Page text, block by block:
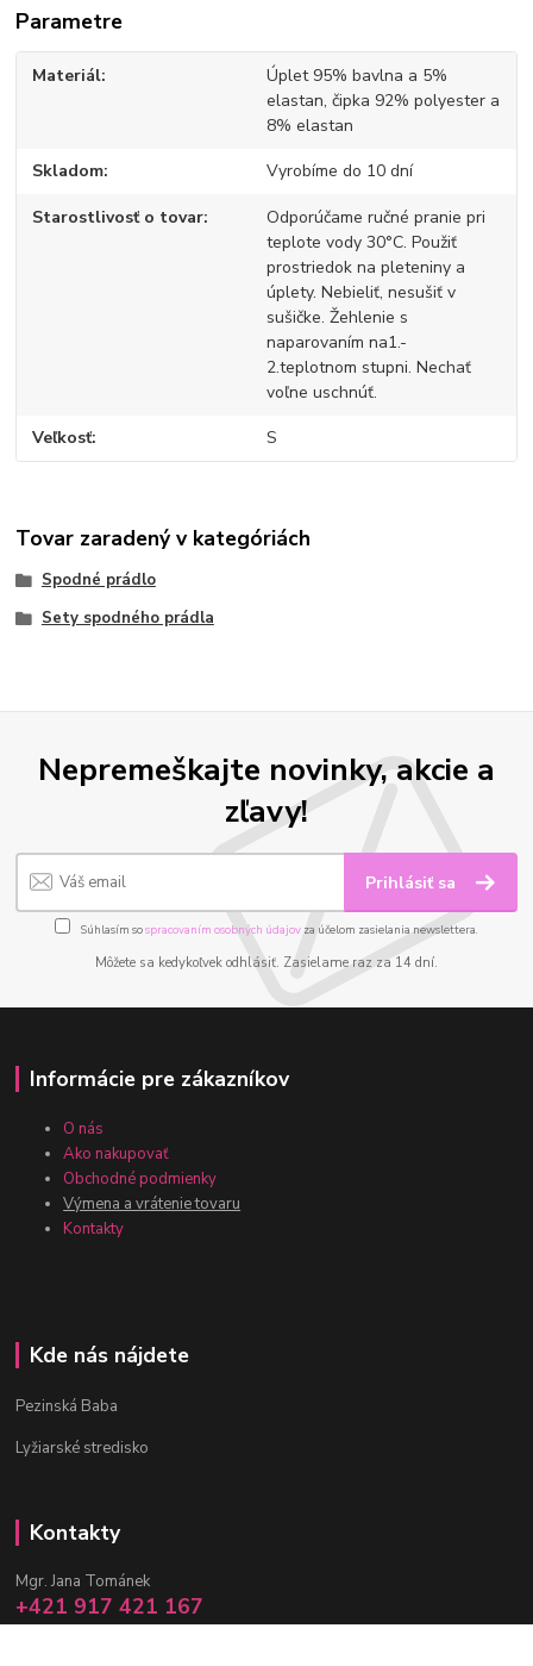
Parametre
Materiál
Úplet 95% bavlna a 5%
elastan, čipka 92% polyester a
8% elastan
Skladom Vyrobíme do 10 dní
Starostlivosť o tovar
Odporúčame ručné pranie pri
teplote vody 30°C. Použiť
prostriedok na pleteniny a
úplety. Nebieliť, nesušiť v
sušičke. Žehlenie s
naparovaním na1.-
2.teplotnom stupni. Nechať
voľne uschnúť.
Veľkosť S
Tovar zaradený v kategóriách
Spodné prádlo
Sety spodného prádla
Nepremeškajte novinky, akcie a
zľavy!
Prihlásiť sa
Súhlasím sospracovaním osobných údajov za účelom zasielania newslettera.
Môžete sa kedykoľvek odhlásiť. Zasielame raz za 14 dní.
Informácie pre zákazníkov
O nás
Ako nakupovať
Obchodné podmienky
Výmena a vrátenie tovaru
Kontakty
Kde nás nájdete
Pezinská Baba
Lyžiarské stredisko
Kontakty
Mgr. Jana Tománek
+421 917 421 167
(Po-Pia, 10 -17 hod.)